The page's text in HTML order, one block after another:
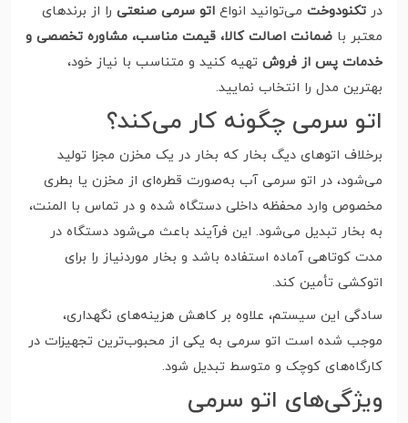
در تکنودوخت می‌توانید انواع اتو سرمی صنعتی را از برندهای
معتبر با ضمانت اصالت کالا، قیمت مناسب، مشاوره تخصصی و
خدمات پس از فروش تهیه کنید و متناسب با نیاز خود،
بهترین مدل را انتخاب نمایید.
اتو سرمی چگونه کار می‌کند؟
برخلاف اتوهای دیگ بخار که بخار در یک مخزن مجزا تولید
می‌شود، در اتو سرمی آب به‌صورت قطره‌ای از مخزن یا بطری
مخصوص وارد محفظه داخلی دستگاه شده و در تماس با المنت،
به بخار تبدیل می‌شود. این فرآیند باعث می‌شود دستگاه در
مدت کوتاهی آماده استفاده باشد و بخار موردنیاز را برای
اتوکشی تأمین کند.
سادگی این سیستم، علاوه بر کاهش هزینه‌های نگهداری،
موجب شده است اتو سرمی به یکی از محبوب‌ترین تجهیزات در
کارگاه‌های کوچک و متوسط تبدیل شود.
ویژگی‌های اتو سرمی